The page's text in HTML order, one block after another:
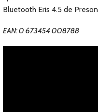
Bluetooth Eris 4.5 de
EAN: 0 673454 008788